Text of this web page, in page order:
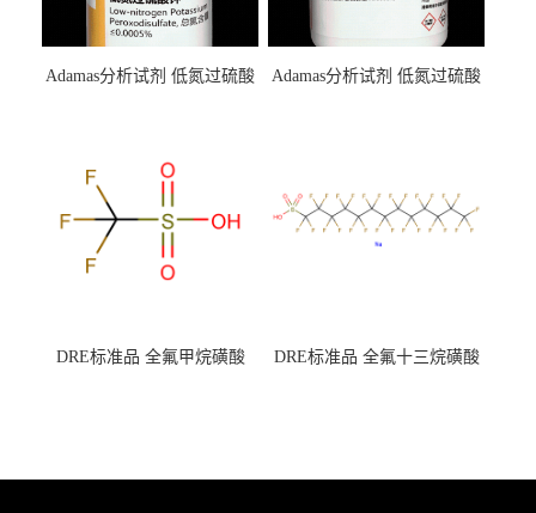
Adamas分析试剂 低氮过硫酸
（泰坦现货供应）
Adamas分析试剂 低氮过硫酸
DRE标准品 全氟甲烷磺酸
DRE标准品 全氟十三烷磺酸